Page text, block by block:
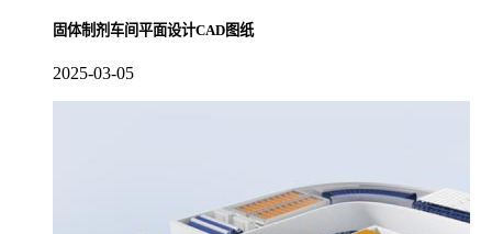
固体制剂车间平面设计CAD图纸
2025-03-05